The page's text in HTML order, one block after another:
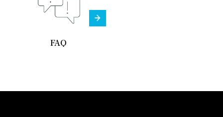
FAQ